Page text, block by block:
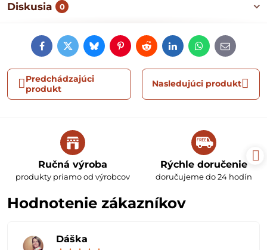
Diskusia 0
FacebookTwitterBlueskyPinterestRedditLinkedInWhatsApp
E-
mail
Predchádzajúci
produkt
Nasledujúci produkt
Ručná výroba
produkty priamo od výrobcov
Rýchle doručenie
doručujeme do 24 hodín
Hodnotenie zákazníkov
Dáška